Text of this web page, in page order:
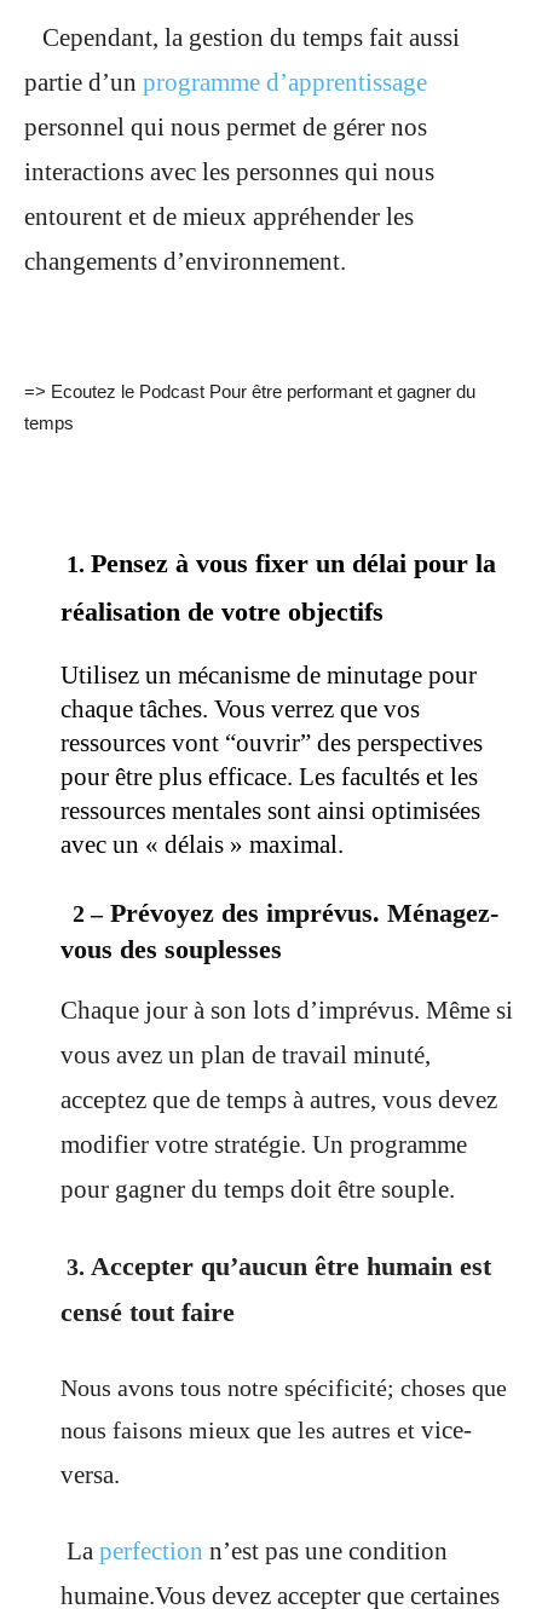
Cependant, la gestion du temps fait aussi
partie d’un programme d’apprentissage
personnel qui nous permet de gérer nos
interactions avec les personnes qui nous
entourent et de mieux appréhender les
changements d’environnement.
=> Ecoutez le Podcast Pour être performant et gagner du
temps
1. Pensez à vous fixer un délai pour la
réalisation de votre objectifs
Utilisez un mécanisme de minutage pour
chaque tâches. Vous verrez que vos
ressources vont “ouvrir” des perspectives
pour être plus efficace. Les facultés et les
ressources mentales sont ainsi optimisées
avec un « délais » maximal.
2 –Prévoyez des imprévus. Ménagez-
vous des souplesses
Chaque jour à son lots d’imprévus. Même si
vous avez un plan de travail minuté,
acceptez que de temps à autres, vous devez
modifier votre stratégie. Un programme
pour gagner du temps doit être souple.
3. Accepter qu’aucun être humain est
censé tout faire
Nous avons tous notre spécificité; choses que
nous faisons mieux que les autres et vice-
versa.
La perfection n’est pas une condition
humaine.Vous devez accepter que certaines